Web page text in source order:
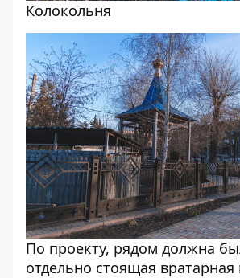
Колокольня
По проекту, рядом должна
отдельно стоящая вратарная